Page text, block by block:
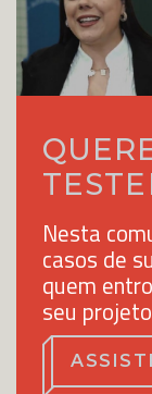
Nesta
casos de
quem
seu